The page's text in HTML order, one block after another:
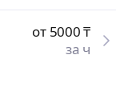
от 5000₸
за ч